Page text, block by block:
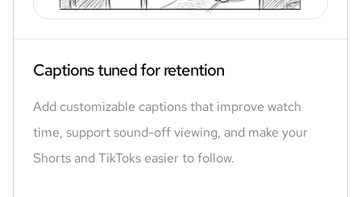
Captions tuned for retention
Add customizable captions that improve watch
time, support sound-off viewing, and make your
Shorts and TikToks easier to follow.